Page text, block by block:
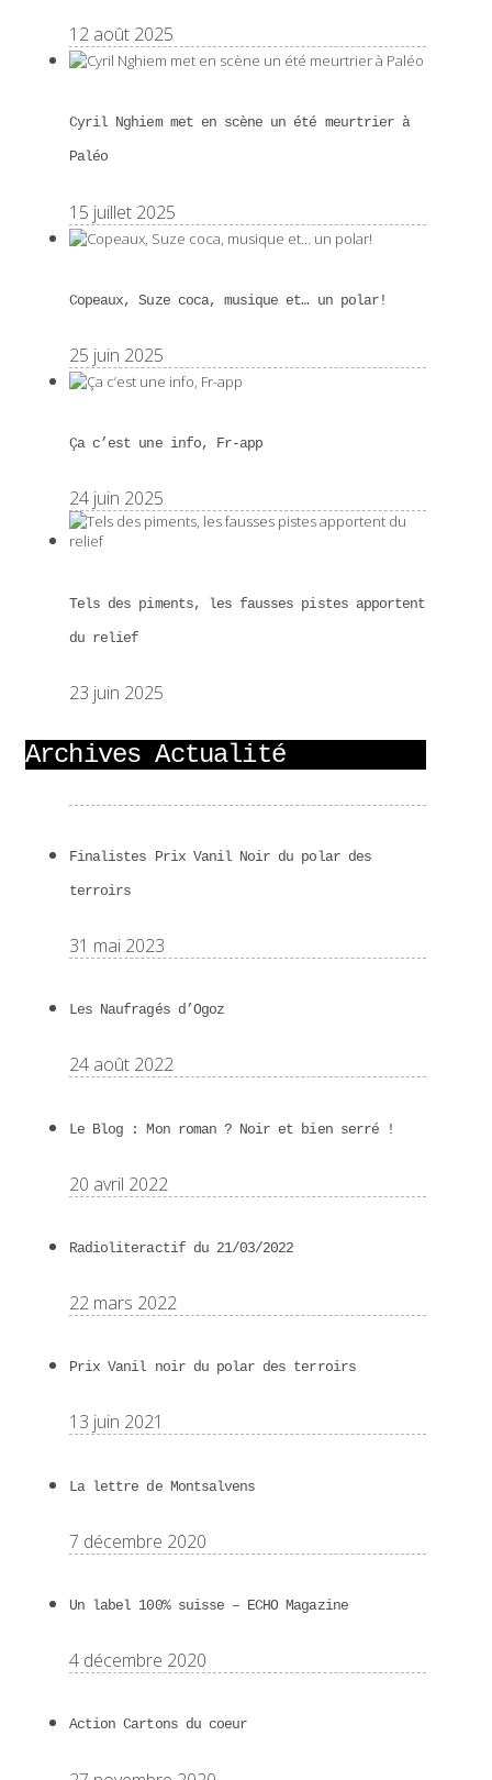
12 août 2025
Cyril Nghiem met en scène un été meurtrier à
Paléo
15 juillet 2025
Copeaux, Suze coca, musique et… un polar!
25 juin 2025
Ça c’est une info, Fr-app
24 juin 2025
Tels des piments, les fausses pistes apportent
du relief
23 juin 2025
Archives Actualité
Finalistes Prix Vanil Noir du polar des
terroirs
31 mai 2023
Les Naufragés d’Ogoz
24 août 2022
Le Blog : Mon roman ? Noir et bien serré !
20 avril 2022
Radioliteractif du 21/03/2022
22 mars 2022
Prix Vanil noir du polar des terroirs
13 juin 2021
La lettre de Montsalvens
7 décembre 2020
Un label 100% suisse – ECHO Magazine
4 décembre 2020
Action Cartons du coeur